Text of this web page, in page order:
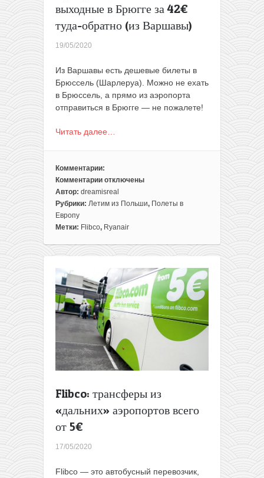
выходные в Брюгге за 42€
туда-обратно (из Варшавы)
19/05/2020
Из Варшавы есть дешевые билеты в
Брюссель (Шарлеруа). Можно не ехать
в Брюссель, а прямо из аэропорта
отправиться в Брюгге — не пожалете!
Читать далее…
Комментарии:
Комментарии
к
записи
Идея
для
Брюгге
за
42€
обратно
(из
Варшавы)
отключены
Автор: dreamisreal
Рубрики: Летим из Польши, Полеты в
Европу
Метки: Flibco, Ryanair
Flibco: трансферы из
«дальних» аэропортов всего
от 5€
17/05/2020
Flibco — это автобусный перевозчик,